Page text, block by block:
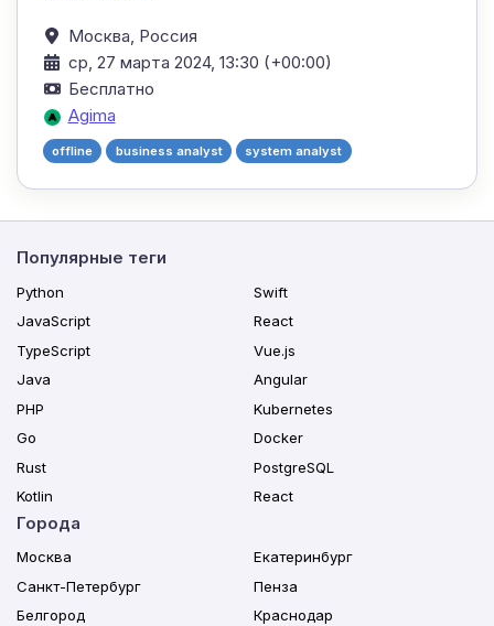
Москва, Россия
ср, 27 марта 2024, 13:30 (+00:00)
Бесплатно
Agima
offline business analyst system analyst
Популярные теги
Python
JavaScript
TypeScript
Java
PHP
Go
Rust
Kotlin
Swift
React
Vue.js
Angular
Kubernetes
Docker
PostgreSQL
React
Города
Москва
Санкт-Петербург
Белгород
Екатеринбург
Пенза
Краснодар